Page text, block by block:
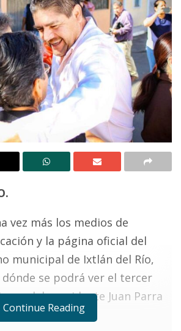
vez más los medios de
y la página oficial del
municipal de Ixtlán del Río,
se podrá ver el tercer
del presidente Juan Parra
Continue Reading